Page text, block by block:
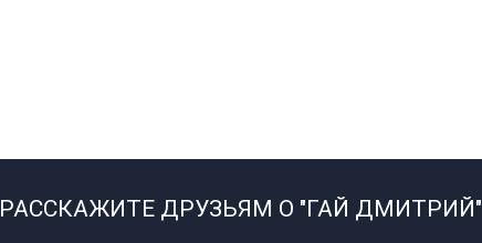
РАССКАЖИТЕ ДРУЗЬЯМ О "ГАЙ ДМИТРИЙ"